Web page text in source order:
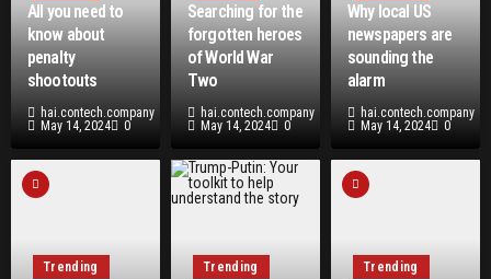
All you need to
know about
penalty
shootouts
hai.contech.company
May 14, 2024
0
Searching for the
forgotten heroes
of World War
Two
hai.contech.company
May 14, 2024
0
Why local US
newspapers are
sounding the
alarm
hai.contech.company
May 14, 2024
0
Trending Trending Trending